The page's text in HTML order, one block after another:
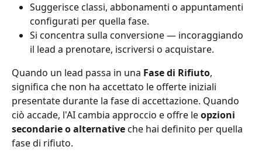
Suggerisce classi, abbonamenti o appuntamenti
configurati per quella fase.
Si concentra sulla conversione — incoraggiando
il lead a prenotare, iscriversi o acquistare.
Quando un lead passa in una Fase di Rifiuto,
significa che non ha accettato le offerte iniziali
presentate durante la fase di accettazione. Quando
ciò accade, l'AI cambia approccio e offre le opzioni
secondarie o alternative che hai definito per quella
fase di rifiuto.